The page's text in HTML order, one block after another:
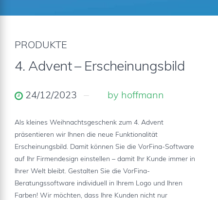
PRODUKTE
4. Advent – Erscheinungsbild
24/12/2023 by hoffmann
Als kleines Weihnachtsgeschenk zum 4. Advent
präsentieren wir Ihnen die neue Funktionalität
Erscheinungsbild. Damit können Sie die VorFina-Software
auf Ihr Firmendesign einstellen – damit Ihr Kunde immer in
Ihrer Welt bleibt. Gestalten Sie die VorFina-
Beratungssoftware individuell in Ihrem Logo und Ihren
Farben! Wir möchten, dass Ihre Kunden nicht nur